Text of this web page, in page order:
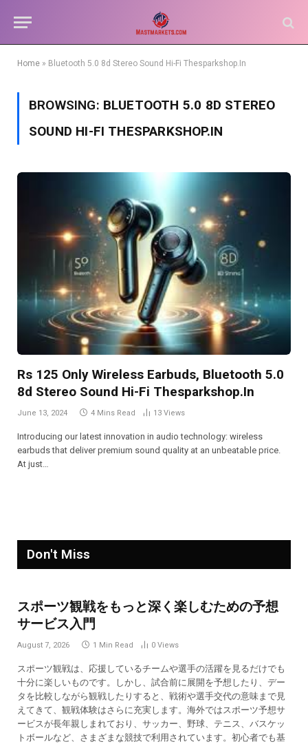
Home » Bluetooth 5.0 8d Stereo Sound Hi-Fi Thesparkshop.In
BROWSING: BLUETOOTH 5.0 8D STEREO
SOUND HI-FI THESPARKSHOP.IN
Rs 125 Only Wireless Earbuds, Bluetooth 5.0
8d Stereo Sound Hi-Fi Thesparkshop.In
June 13, 2024 4 Mins Read 13 Views
Introducing our latest innovation in audio technology: wireless
earbuds that deliver premium sound quality at an unbeatable price.
At just…
Don't Miss
スポーツ観戦をもっと深く楽しむための予想
サービス入門
August 7, 2026 1 Min Read 0 Views
スポーツ観戦は、応援しているチームや選手の活躍を見るだけでも
十分に楽しいものです。しかし、試合前に展開を予想したり、デー
タを比較しながら観戦したりすると、戦術や選手交代の意味まで見
えてきて、観戦体験はさらに充実します。海外ではスポーツ予想サ
ービスが長年親しまれており、サッカー、野球、テニス、バスケッ
トボールなど、さまざまな競技で利用されています。初心者でも基